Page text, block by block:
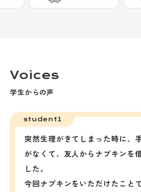
Voices
学生からの声
student1
突然生理がきてしまった時に、
がなくて、友人からナプキンを
した。
今回ナプキンをいただけたこと